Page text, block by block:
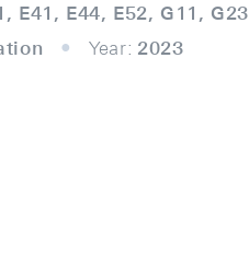
E41, E44, E52, G11, G23
Year: 2023